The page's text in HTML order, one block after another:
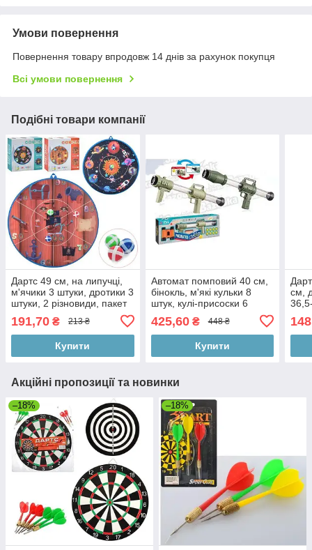
Умови повернення
Повернення товару впродовж 14 днів за рахунок покупця
Всі умови повернення
Подібні товари компанії
Дартс 49 см, на липучці,
м'ячики 3 штуки, дротики 3
штуки, 2 різновиди, пакет
191,70 ₴ 213 ₴
Купити
Автомат помповий 40 см,
бінокль, м'які кульки 8
штук, кулі-присоски 6
штук, у коробці, 58-19-5,5
см
425,60₴ 448 ₴
Купити
см,
Акційні пропозиції та новинки
–18% –18%